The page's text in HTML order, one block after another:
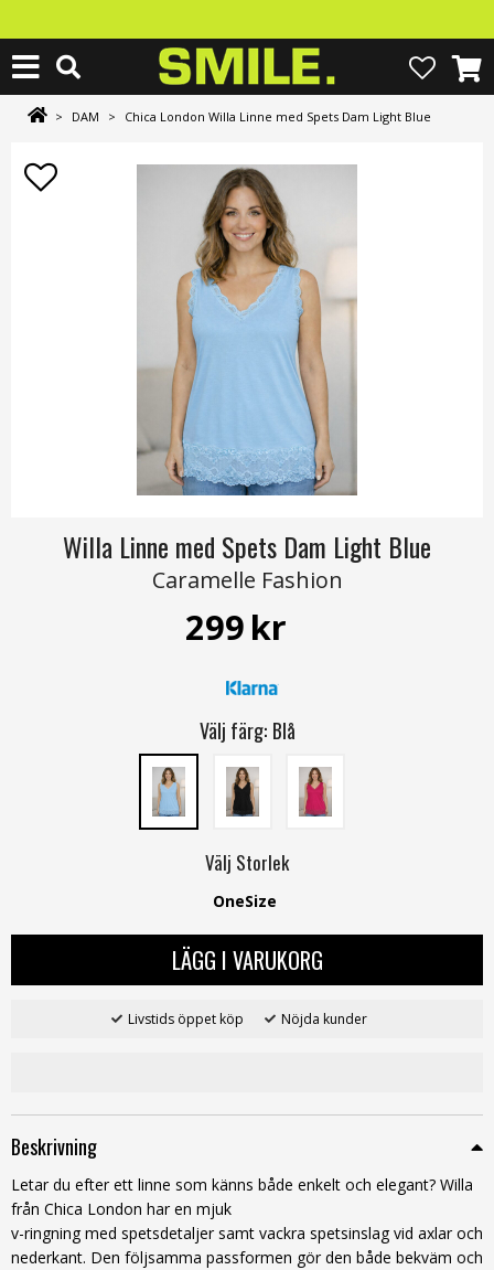
> DAM > Chica London Willa Linne med Spets Dam Light Blue
Willa Linne med Spets Dam Light Blue
Caramelle Fashion
299kr
Välj färg: Blå
Välj Storlek
OneSize
LÄGG I VARUKORG
Livstids öppet köp Nöjda kunder
Beskrivning
Letar du efter ett linne som känns både enkelt och elegant? Willa
från Chica London har en mjuk
v-ringning med spetsdetaljer samt vackra spetsinslag vid axlar och
nederkant. Den följsamma passformen gör den både bekväm och